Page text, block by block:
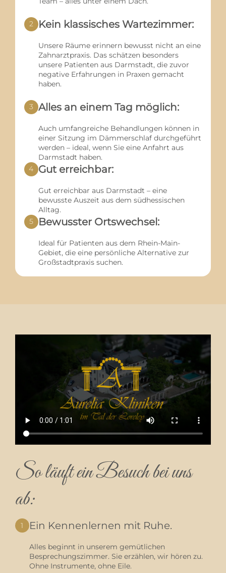
2 Kein klassisches Wartezimmer:
Unsere Räume erinnern bewusst nicht an eine
Zahnarztpraxis. Das schätzen besonders
unsere Patienten aus Darmstadt, die zuvor
negative Erfahrungen in Praxen gemacht
haben.
3 Alles an einem Tag möglich:
Auch umfangreiche Behandlungen können in
einer Sitzung im Dämmerschlaf durchgeführt
werden – ideal, wenn Sie eine Anfahrt aus
Darmstadt haben.
4 Gut erreichbar:
Gut erreichbar aus Darmstadt – eine
bewusste Auszeit aus dem südhessischen
Alltag.
5 Bewusster Ortswechsel:
Ideal für Patienten aus dem Rhein-Main-
Gebiet, die eine persönliche Alternative zur
Großstadtpraxis suchen.
So läuft ein Besuch bei uns
ab:
1 Ein Kennenlernen mit Ruhe.
Alles beginnt in unserem gemütlichen
Besprechungszimmer. Sie erzählen, wir hören zu.
Ohne Instrumente, ohne Eile.